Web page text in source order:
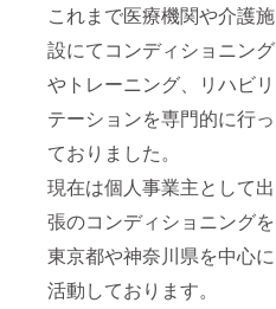
これまで医療機関や介護施
設にてコンディショニング
やトレーニング、リハビリ
テーションを専門的に行っ
ておりました。
現在は個人事業主として出
張のコンディショニングを
東京都や神奈川県を中心に
活動しております。